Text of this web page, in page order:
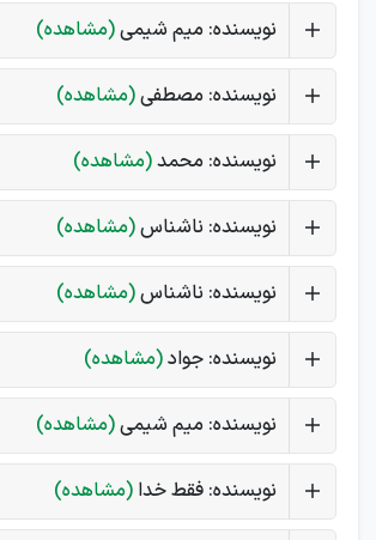
نویسنده: میم شیمی(مشاهده)
نویسنده: مصطفی(مشاهده)
نویسنده: محمد(مشاهده)
نویسنده: ناشناس(مشاهده)
نویسنده: ناشناس(مشاهده)
نویسنده: جواد(مشاهده)
نویسنده: میم شیمی(مشاهده)
نویسنده: فقط خدا (مشاهده)